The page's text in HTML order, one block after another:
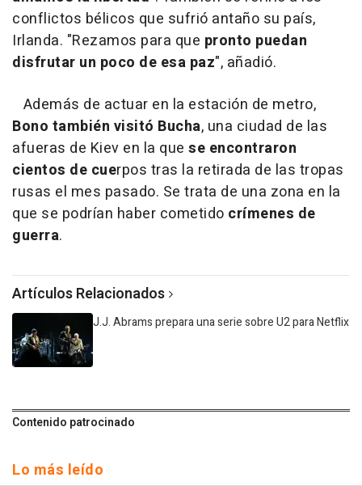
conflictos bélicos que sufrió antaño su país,
Irlanda. "Rezamos para que pronto puedan
disfrutar un poco de esa paz", añadió.
Además de actuar en la estación de metro,
Bono también visitó Bucha, una ciudad de las
afueras de Kiev en la que se encontraron
cientos de cuerpos tras la retirada de las tropas
rusas el mes pasado. Se trata de una zona en la
que se podrían haber cometido crímenes de
guerra.
Artículos Relacionados
J.J. Abrams prepara una serie sobre U2 para Netflix
Contenido patrocinado
Lo más leído